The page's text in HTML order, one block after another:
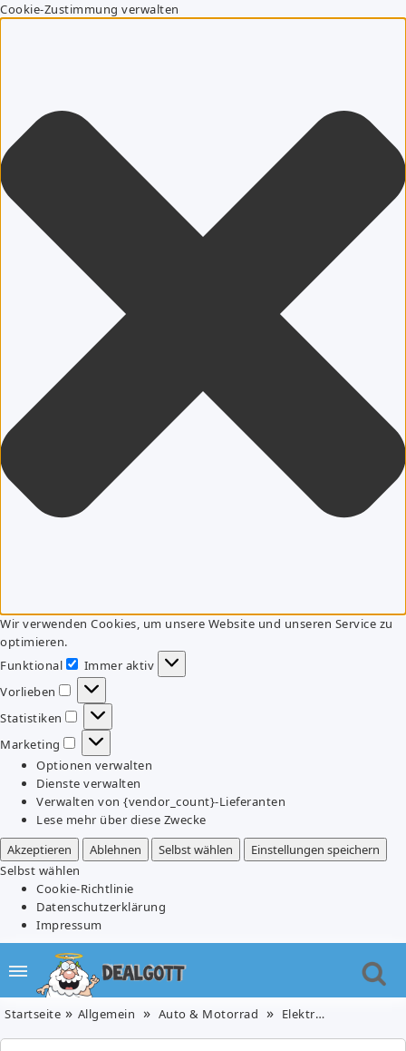
Cookie-Zustimmung verwalten
Wir verwenden Cookies, um unsere Website und unseren Service zu
optimieren.
Funktional
Funktional
Immer aktiv
Vorlieben
Vorlieben
Statistiken
Statistiken
Marketing
Marketing
Optionen verwalten
Dienste verwalten
Verwalten von {vendor_count}-Lieferanten
Lese mehr über diese Zwecke
Akzeptieren
Ablehnen Selbst wählen
Einstellungen speichern
Selbst wählen
Cookie-Richtlinie
Datenschutzerklärung
Impressum
Startseite Allgemein Auto & Motorrad Elektronik & Foto